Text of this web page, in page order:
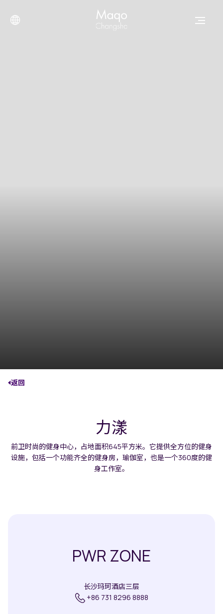
返回
力漾
前卫时尚的健身中心，占地面积645平方米。它提供全方位的健身
设施，包括一个功能齐全的健身房，瑜伽室，也是一个360度的健
身工作室。
PWR ZONE
长沙玛珂酒店三层
+86 731 8296 8888